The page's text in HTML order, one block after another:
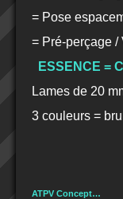
= Pose
= Pré-perçage /
ESSENCE =
Lames de 20
3 couleurs =
ATPV Concept…